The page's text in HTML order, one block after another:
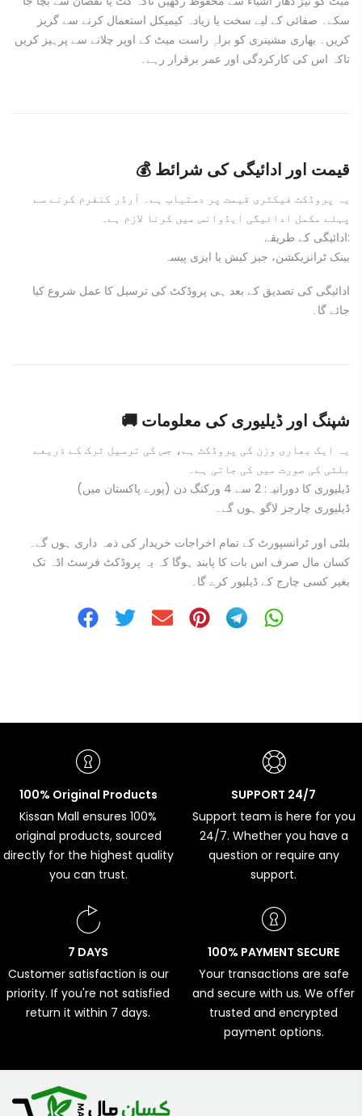
سکے۔ صفائی کے لیے سخت یا زیادہ کیمیکل استعمال کرنے سے گریز
کریں۔ بھاری مشینری کو براہِ راست میٹ کے اوپر چلانے سے پرہیز کریں
تاکہ اس کی کارکردگی اور عمر برقرار رہے۔
💰 قیمت اور ادائیگی کی شرائط
یہ پروڈکٹ فیکٹری قیمت پر دستیاب ہے۔ آرڈر کنفرم کرنے سے
پہلے مکمل ادائیگی ایڈوانس میں کرنا لازم ہے۔
ادائیگی کے طریقے:
بینک ٹرانزیکشن، جیز کیش یا ایزی پیسہ
ادائیگی کی تصدیق کے بعد ہی پروڈکٹ کی ترسیل کا عمل شروع کیا
جائے گا۔
🚚 شپنگ اور ڈیلیوری کی معلومات
یہ ایک بھاری وزن کی پروڈکٹ ہے، جس کی ترسیل ٹرک کے ذریعے
بلٹی کی صورت میں کی جاتی ہے۔
ڈیلیوری کا دورانیہ: 2 سے 4 ورکنگ دن (پورے پاکستان میں)
ڈیلیوری چارجز لاگو ہوں گے۔
بلٹی اور ٹرانسپورٹ کے تمام اخراجات خریدار کی ذمہ داری ہوں گے۔
کسان مال صرف اس بات کا پابند ہوگا کہ یہ پروڈکٹ فرسٹ اڈہ تک
بغیر کسی چارج کے ڈیلیور کرے گا۔
100% Original Products
Kissan Mall ensures 100%
original products, sourced
directly for the highest quality
you can trust.
SUPPORT 24/7
Support team is here for you
24/7. Whether you have a
question or require any
support.
7 DAYS
Customer satisfaction is our
priority. If you're not satisfied
return it within 7 days.
100% PAYMENT SECURE
Your transactions are safe
and secure with us. We offer
trusted and encrypted
payment options.